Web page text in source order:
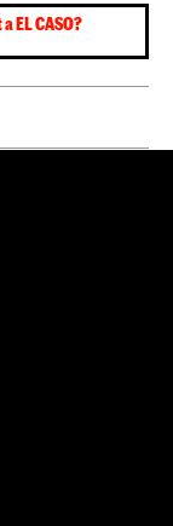
EL CASO?